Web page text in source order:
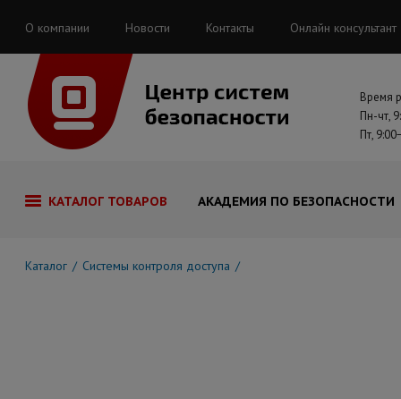
О компании Новости Контакты Онлайн консультант
Время
Пн-чт,
Пт,
КАТАЛОГ ТОВАРОВ АКАДЕМИЯ ПО БЕЗОПАСНОСТИ
Каталог Системы контроля доступа